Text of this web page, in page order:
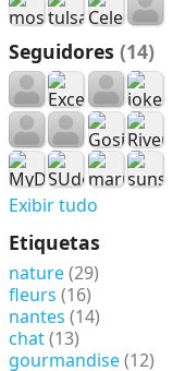
Seguidores (14)
Exibir tudo
Etiquetas
nature(29)
fleurs (16)
nantes (14)
chat(13)
gourmandise(12)